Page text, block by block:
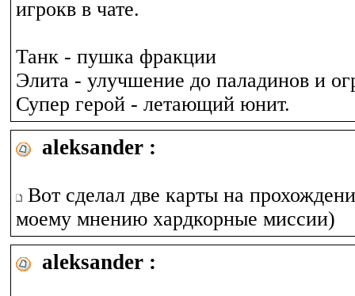
игрокв в чате.
Танк - пушка фракции
Элита - улучшение до паладинов и
Супер герой - летающий юнит.
aleksander :
Вот сделал две карты на
моему мнению хардкорные миссии)
aleksander :